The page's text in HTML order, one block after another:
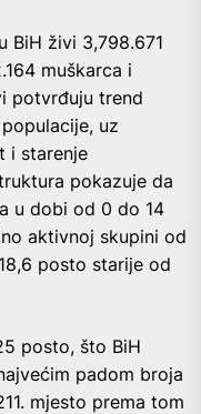
BiH živi 3,798.671
muškarca i
potvrđuju trend
uz
i starenje
pokazuje da
u dobi od 0 do 14
aktivnoj skupini od
posto starije od
posto, što BiH
padom broja
mjesto prema tom